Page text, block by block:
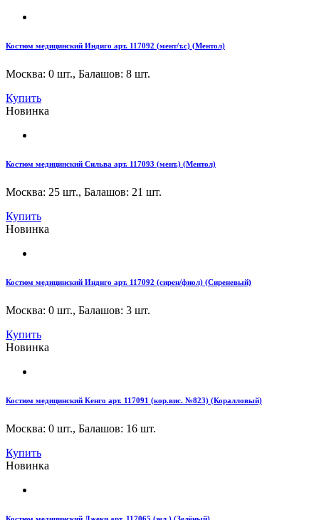
Костюм медицинский Индиго арт. 117092 (мент/т.с) (Ментол)
Москва: 0 шт., Балашов: 8 шт.
Купить
Новинка
Костюм медицинский Сильва арт. 117093 (мент.) (Ментол)
Москва: 25 шт., Балашов: 21 шт.
Купить
Новинка
Костюм медицинский Индиго арт. 117092 (сирен/фиол) (Сиреневый)
Москва: 0 шт., Балашов: 3 шт.
Купить
Новинка
Костюм медицинский Кенго арт. 117091 (кор.вис. №823) (Коралловый)
Москва: 0 шт., Балашов: 16 шт.
Купить
Новинка
Костюм медицинский Джеки арт. 117065 (зел.) (Зелёный)